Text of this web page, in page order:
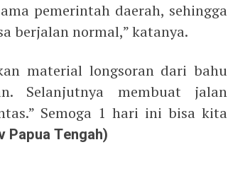
pemerintah daerah, sehingga
berjalan normal,” katanya.
material longsoran dari bahu
Selanjutnya membuat jalan
Semoga 1 hari ini bisa kita
Papua Tengah)